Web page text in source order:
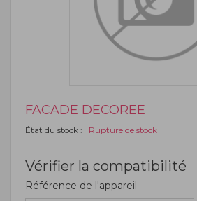
FACADE DECOREE
État du stock : Rupture de stock
Vérifier la compatibilité
Référence de l'appareil